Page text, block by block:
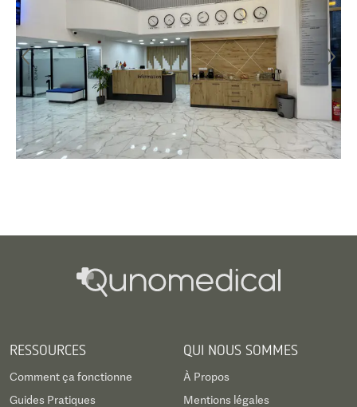
RESSOURCES
Comment ça fonctionne
Guides Pratiques
QUI NOUS SOMMES
À Propos
Mentions légales